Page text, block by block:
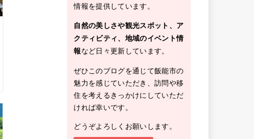
情報を提供しています。
自然の美しさや観光スポット、ア
クティビティ、地域のイベント情
報など日々更新しています。
ぜひこのブログを通じて飯能市の
魅力を感じていただき、訪問や移
住を考えるきっかけにしていただ
ければ幸いです。
どうぞよろしくお願いします。